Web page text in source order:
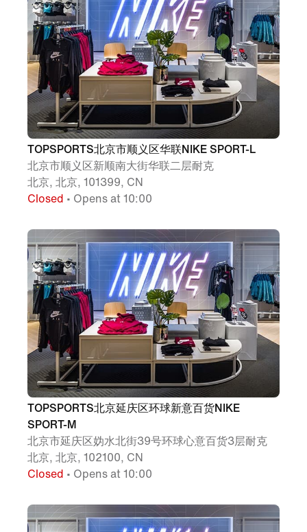
TOPSPORTS北京市顺义区华联NIKE SPORT-L
北京市顺义区新顺南大街华联二层耐克
北京, 北京, 101399, CN
Closed • Opens at 10:00
TOPSPORTS北京延庆区环球新意百货NIKE
SPORT-M
北京市延庆区妫水北街39号环球心意百货3层耐克
北京, 北京, 102100, CN
Closed • Opens at 10:00